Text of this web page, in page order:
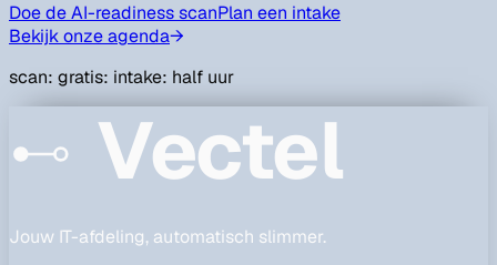
Doe de AI-readiness scanPlan een intake
Bekijk onze agenda→
scan: gratis: intake: half uur
Vectel
Jouw IT-afdeling, automatisch slimmer.